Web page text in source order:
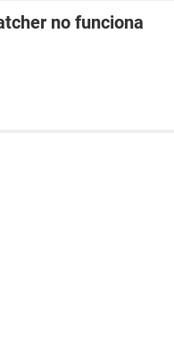
no funciona